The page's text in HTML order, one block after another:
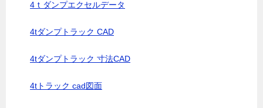
4ｔダンプエクセルデータ
4tダンプトラック CAD
4tダンプトラック 寸法CAD
4tトラック cad図面